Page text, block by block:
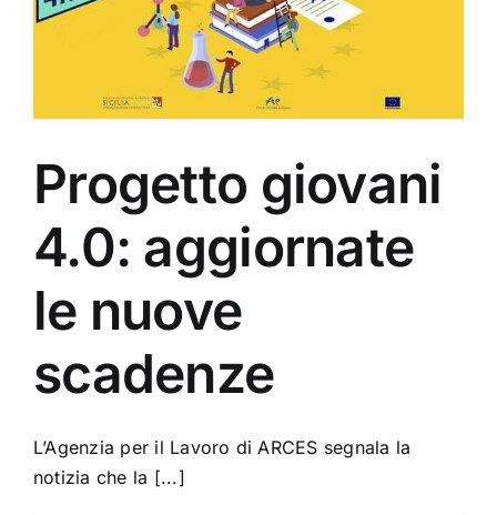
Progetto giovani
4.0: aggiornate
le nuove
scadenze
L’Agenzia per il Lavoro di ARCES segnala la
notizia che la [...]